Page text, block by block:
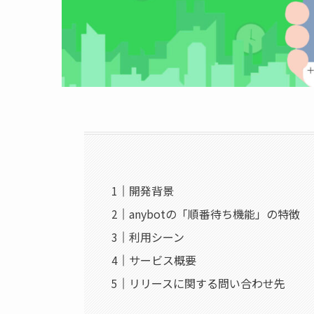
開発背景
anybotの「順番待ち機能」の特徴
利用シーン
サービス概要
リリースに関する問い合わせ先